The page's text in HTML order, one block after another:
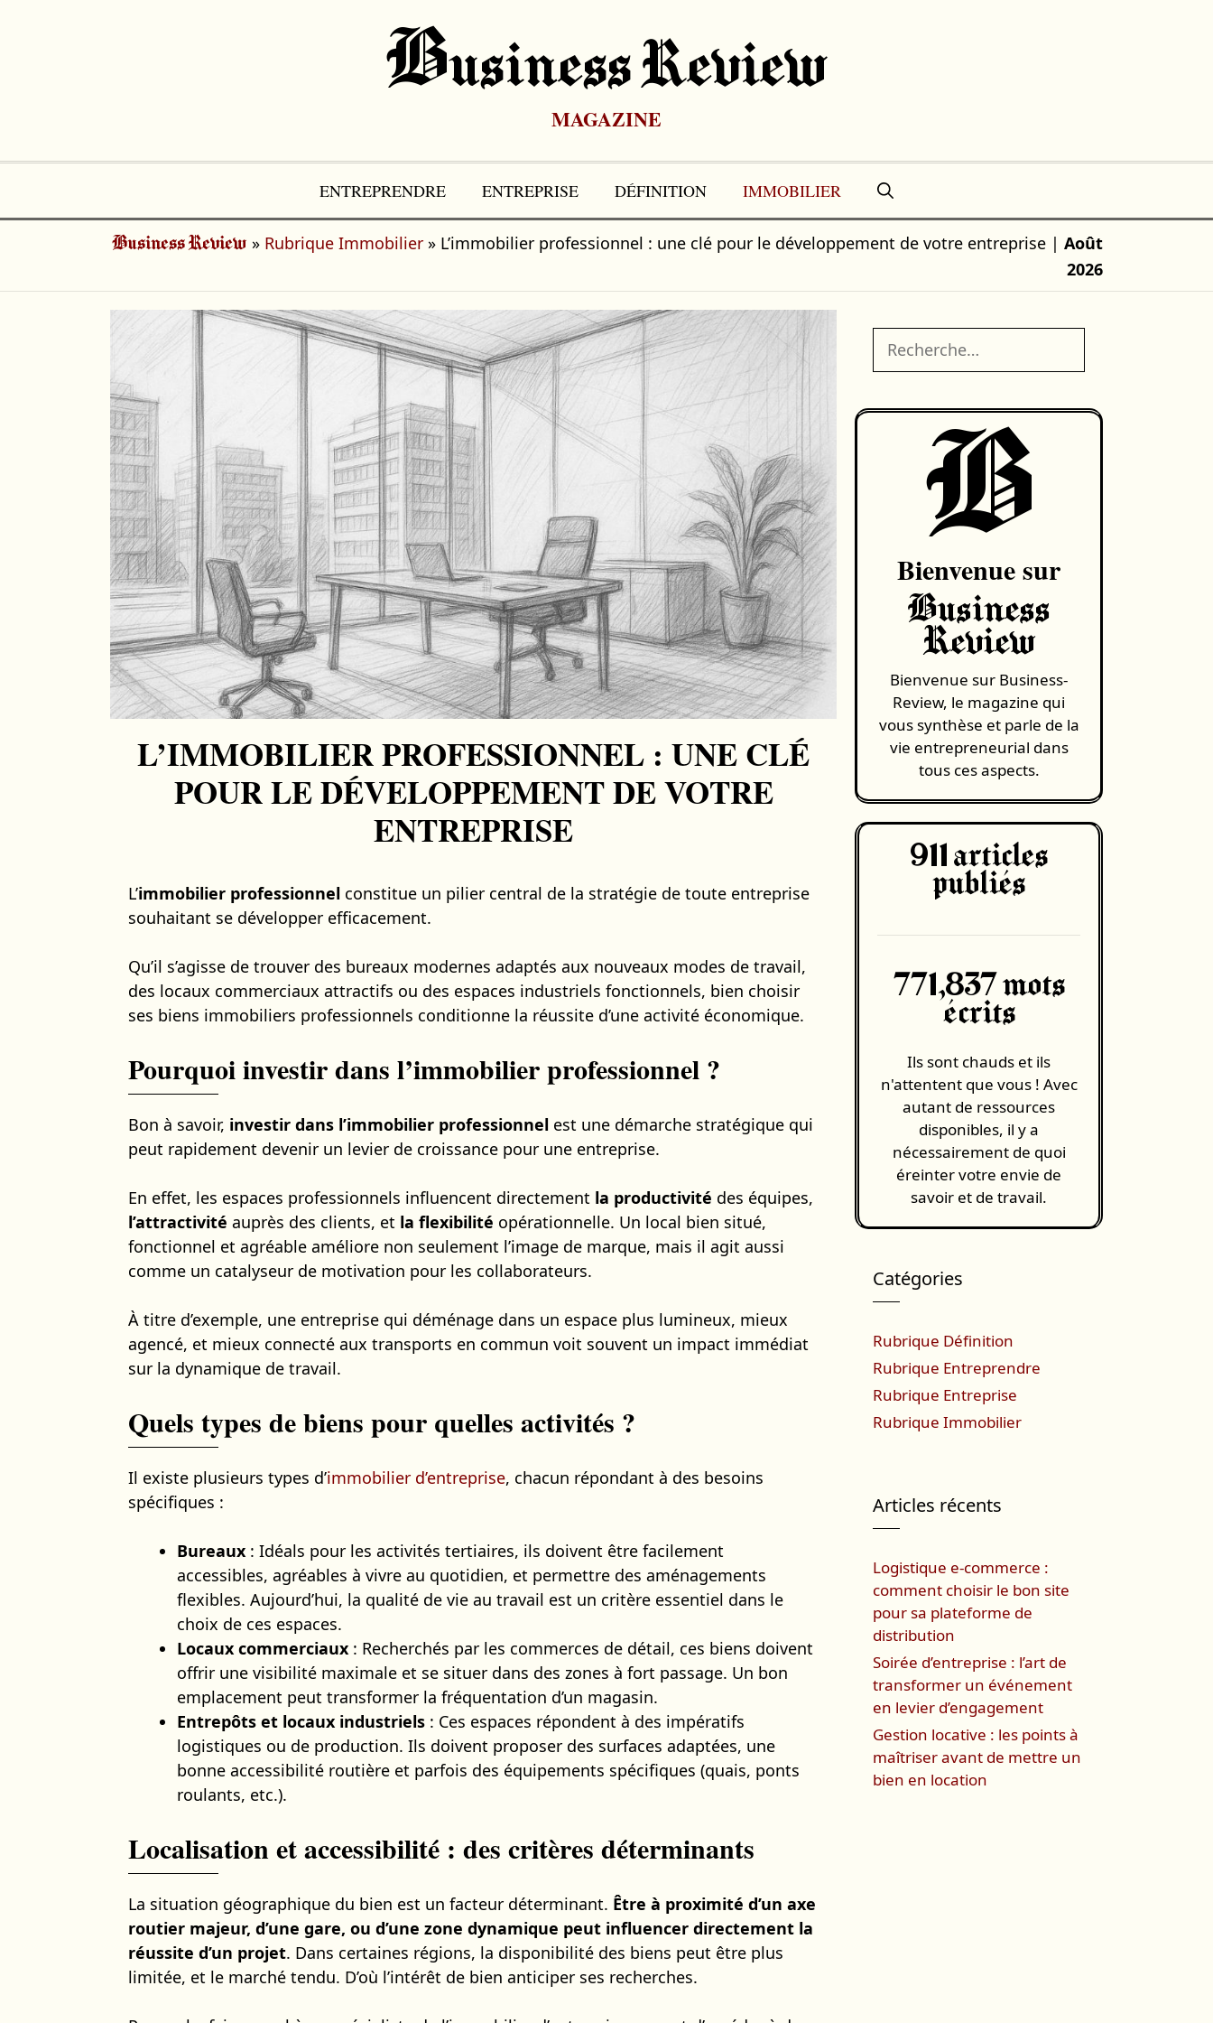
BUsiness Review
MAGAZINE
ENTREPRENDRE ENTREPRISE DÉFINITION IMMOBILIER
Business Review » Rubrique Immobilier » L’immobilier professionnel : une clé pour le développement de votre entreprise | Août
2026
L’IMMOBILIER PROFESSIONNEL : UNE CLÉ
POUR LE DÉVELOPPEMENT DE VOTRE
ENTREPRISE
L’immobilier professionnel constitue un pilier central de la stratégie de toute entreprise
souhaitant se développer efficacement.
Qu’il s’agisse de trouver des bureaux modernes adaptés aux nouveaux modes de travail,
des locaux commerciaux attractifs ou des espaces industriels fonctionnels, bien choisir
ses biens immobiliers professionnels conditionne la réussite d’une activité économique.
Pourquoi investir dans l’immobilier professionnel ?
Bon à savoir, investir dans l’immobilier professionnel est une démarche stratégique qui
peut rapidement devenir un levier de croissance pour une entreprise.
En effet, les espaces professionnels influencent directement la productivité des équipes,
l’attractivité auprès des clients, et la flexibilité opérationnelle. Un local bien situé,
fonctionnel et agréable améliore non seulement l’image de marque, mais il agit aussi
comme un catalyseur de motivation pour les collaborateurs.
À titre d’exemple, une entreprise qui déménage dans un espace plus lumineux, mieux
agencé, et mieux connecté aux transports en commun voit souvent un impact immédiat
sur la dynamique de travail.
Quels types de biens pour quelles activités ?
Il existe plusieurs types d’immobilier d’entreprise, chacun répondant à des besoins
spécifiques :
Bureaux : Idéals pour les activités tertiaires, ils doivent être facilement
accessibles, agréables à vivre au quotidien, et permettre des aménagements
flexibles. Aujourd’hui, la qualité de vie au travail est un critère essentiel dans le
choix de ces espaces.
Locaux commerciaux : Recherchés par les commerces de détail, ces biens doivent
offrir une visibilité maximale et se situer dans des zones à fort passage. Un bon
emplacement peut transformer la fréquentation d’un magasin.
Entrepôts et locaux industriels : Ces espaces répondent à des impératifs
logistiques ou de production. Ils doivent proposer des surfaces adaptées, une
bonne accessibilité routière et parfois des équipements spécifiques (quais, ponts
roulants, etc.).
Localisation et accessibilité : des critères déterminants
La situation géographique du bien est un facteur déterminant. Être à proximité d’un axe
routier majeur, d’une gare, ou d’une zone dynamique peut influencer directement la
réussite d’un projet. Dans certaines régions, la disponibilité des biens peut être plus
limitée, et le marché tendu. D’où l’intérêt de bien anticiper ses recherches.
Rechercher :
B
Bienvenue sur
Business
Review
Bienvenue sur Business-
Review, le magazine qui
vous synthèse et parle de la
vie entrepreneurial dans
tous ces aspects.
911 articles
publiés
771,837 mots
écrits
Ils sont chauds et ils
n'attentent que vous ! Avec
autant de ressources
disponibles, il y a
nécessairement de quoi
éreinter votre envie de
savoir et de travail.
Catégories
Rubrique Définition
Rubrique Entreprendre
Rubrique Entreprise
Rubrique Immobilier
Articles récents
Logistique e-commerce :
comment choisir le bon site
pour sa plateforme de
distribution
Soirée d’entreprise : l’art de
transformer un événement
en levier d’engagement
Gestion locative : les points à
maîtriser avant de mettre un
bien en location